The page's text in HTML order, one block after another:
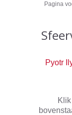
Pagina
Pyotr